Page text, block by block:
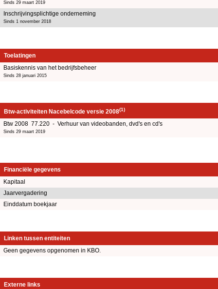
Sinds 29 maart 2019
Inschrijvingsplichtige onderneming
Sinds 1 november 2018
Toelatingen
Basiskennis van het bedrijfsbeheer
Sinds 28 januari 2015
Btw-activiteiten Nacebelcode versie 2008(1)
Btw 2008 77.220 - Verhuur van videobanden, dvd's en cd's
Sinds 29 maart 2019
Financiële gegevens
Kapitaal
Jaarvergadering
Einddatum boekjaar
Linken tussen entiteiten
Geen gegevens opgenomen in KBO.
Externe links